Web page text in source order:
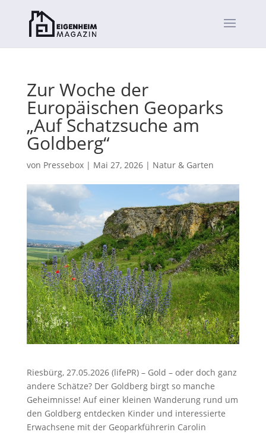
Zur Woche der
Europäischen Geoparks
„Auf Schatzsuche am
Goldberg“
von Pressebox| Mai 27, 2026| Natur & Garten
Riesbürg, 27.05.2026 (lifePR) – Gold – oder doch ganz
andere Schätze? Der Goldberg birgt so manche
Geheimnisse! Auf einer kleinen Wanderung rund um
den Goldberg entdecken Kinder und interessierte
Erwachsene mit der Geoparkführerin Carolin